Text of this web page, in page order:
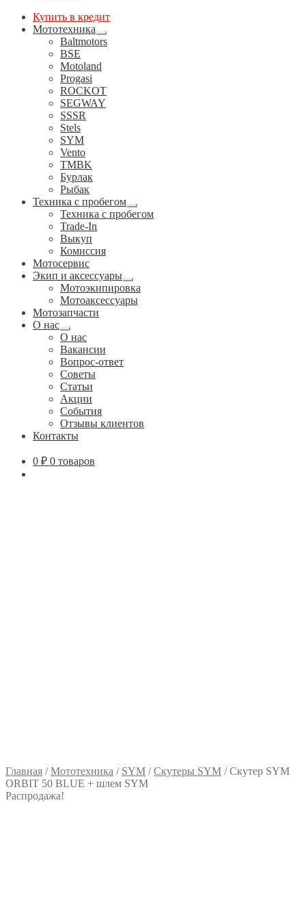
Купить в кредит
Мототехника
Развернутое
вложенное
Baltmotors
BSE
Motoland
Progasi
ROCKOT
SEGWAY
SSSR
Stels
SYM
Vento
TMBK
Бурлак
Рыбак
Техника с пробегом
Развернутое
вложенное
Техника с пробегом
Trade-In
Выкуп
Комиссия
Мотосервис
Экип и аксессуары
Развернутое
вложенное
меню
Мотоэкипировка
Мотоаксессуары
Мотозапчасти
О нас
Развернутое
вложенное
меню
О нас
Вакансии
Вопрос-ответ
Советы
Статьи
Акции
События
Отзывы клиентов
Контакты
0 ₽ 0 товаров
Главная /Мототехника / SYM /Скутеры SYM /Скутер SYM
ORBIT 50 BLUE + шлем SYM
Распродажа!